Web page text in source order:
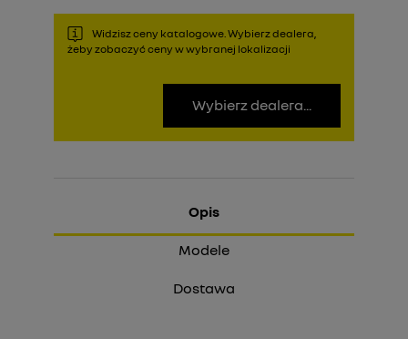
Widzisz ceny katalogowe. Wybierz dealera,
żeby zobaczyć ceny w wybranej lokalizacji
Wybierz dealera...
Opis
Modele
Dostawa